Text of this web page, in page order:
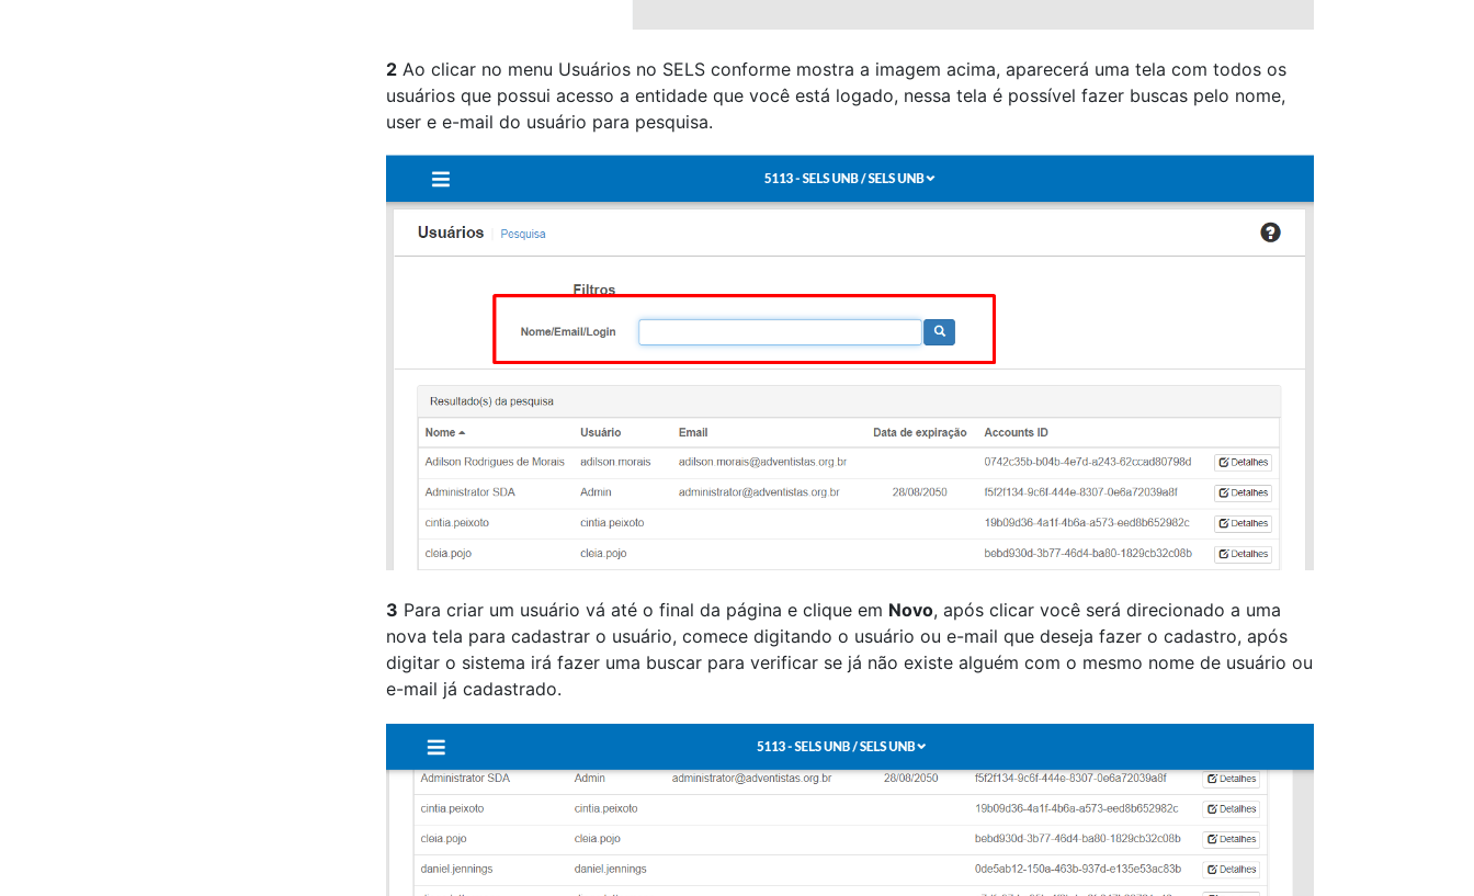
2Ao clicar no menu Usuários no SELS conforme mostra a imagem acima, aparecerá uma tela com todos os
usuários que possui acesso a entidade que você está logado, nessa tela é possível fazer buscas pelo nome,
user e e-mail do usuário para pesquisa.
3 Para criar um usuário vá até o final da página e clique em Novo, após clicar você será direcionado a uma
nova tela para cadastrar o usuário, comece digitando o usuário ou e-mail que deseja fazer o cadastro, após
digitar o sistema irá fazer uma buscar para verificar se já não existe alguém com o mesmo nome de usuário ou
e-mail já cadastrado.